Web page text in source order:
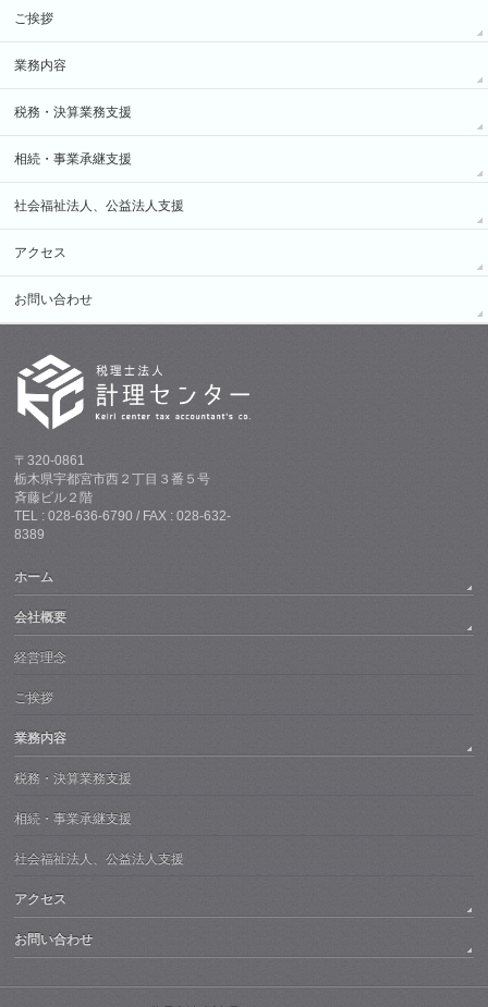
ご挨拶
業務内容
税務・決算業務支援
相続・事業承継支援
社会福祉法人、公益法人支援
アクセス
お問い合わせ
〒320-0861
栃木県宇都宮市西２丁目３番５号
斉藤ビル２階
TEL : 028-636-6790 / FAX : 028-632-
8389
ホーム
会社概要
経営理念
ご挨拶
業務内容
税務・決算業務支援
相続・事業承継支援
社会福祉法人、公益法人支援
アクセス
お問い合わせ